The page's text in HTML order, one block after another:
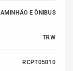
E ÔNIBUS
TRW
RCPT05010